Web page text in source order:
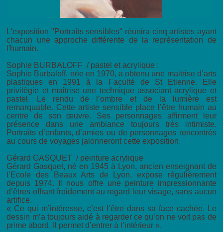
L'exposition "Portraits sensibles" réunira cinq artistes ayant
chacun une approche différente de la représentation de
l'humain.
Sophie BURBALOFF / pastel et acrylique :
Sophie Burbaloff, née en 1970, a obtenu une maitrise d’arts
plastiques en 1991 à la Faculté de St Etienne. Elle
privilégie et maitrise une technique associant acrylique et
pastel. Le rendu de l’ombre et de la lumière est
remarquable. Cette artiste sensible place l’être humain au
centre de son œuvre. Ses personnages affirment leur
présence dans une ambiance toujours très intimiste.
Portraits d’enfants, d’amies ou de personnages rencontrés
au cours de voyages jalonneront cette exposition.
Gérard GASQUET / peinture acrylique
Gérard Gasquet, né en 1945 à Lyon, ancien enseignant de
l’Ecole des Beaux Arts de Lyon, expose régulièrement
depuis 1974. Il nous offre une peinture impressionnante
d’êtres offrant froidement au regard leur visage, sans aucun
artifice.
« Ce qui m’intéresse, c’est l’être dans sa face cachée. Le
dessin m’a toujours aidé à regarder ce qu’on ne voit pas de
prime abord. Il permet d’entrer à l’intérieur ».